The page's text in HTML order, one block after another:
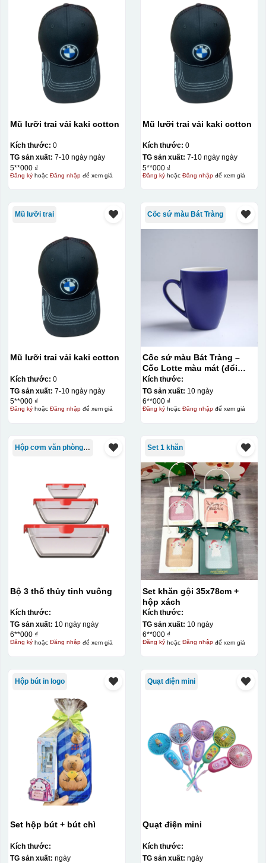
Mũ lưỡi trai vải kaki cotton
Kích thước: 0
TG sản xuất: 7-10 ngày ngày
5**000 ₫
Đăng kýhoặc Đăng nhậpđể xem giá
Mũ lưỡi trai vải kaki cotton
Kích thước: 0
TG sản xuất: 7-10 ngày ngày
5**000 ₫
Đăng kýhoặc Đăng nhậpđể xem giá
Mũ lưỡi trai
Mũ lưỡi trai vải kaki cotton
Kích thước: 0
TG sản xuất: 7-10 ngày ngày
5**000 ₫
Đăng kýhoặc Đăng nhậpđể xem giá
Cốc sứ màu Bát Tràng
Cốc sứ màu Bát Tràng –
Cốc Lotte màu mát (đổi
quai)
Kích thước:
TG sản xuất: 10 ngày
6**000 ₫
Đăng kýhoặc Đăng nhậpđể xem giá
Hộp cơm văn phòng Trung Quốc
Bộ 3 thố thủy tinh vuông
Kích thước:
TG sản xuất: 10 ngày ngày
6**000 ₫
Đăng kýhoặc Đăng nhậpđể xem giá
Set 1 khăn
Set khăn gội 35x78cm +
hộp xách
Kích thước:
TG sản xuất: 10 ngày
6**000 ₫
Đăng kýhoặc Đăng nhậpđể xem giá
Hộp bút in logo
Set hộp bút + bút chì
Kích thước:
TG sản xuất: ngày
Quạt điện mini
Quạt điện mini
Kích thước:
TG sản xuất: ngày